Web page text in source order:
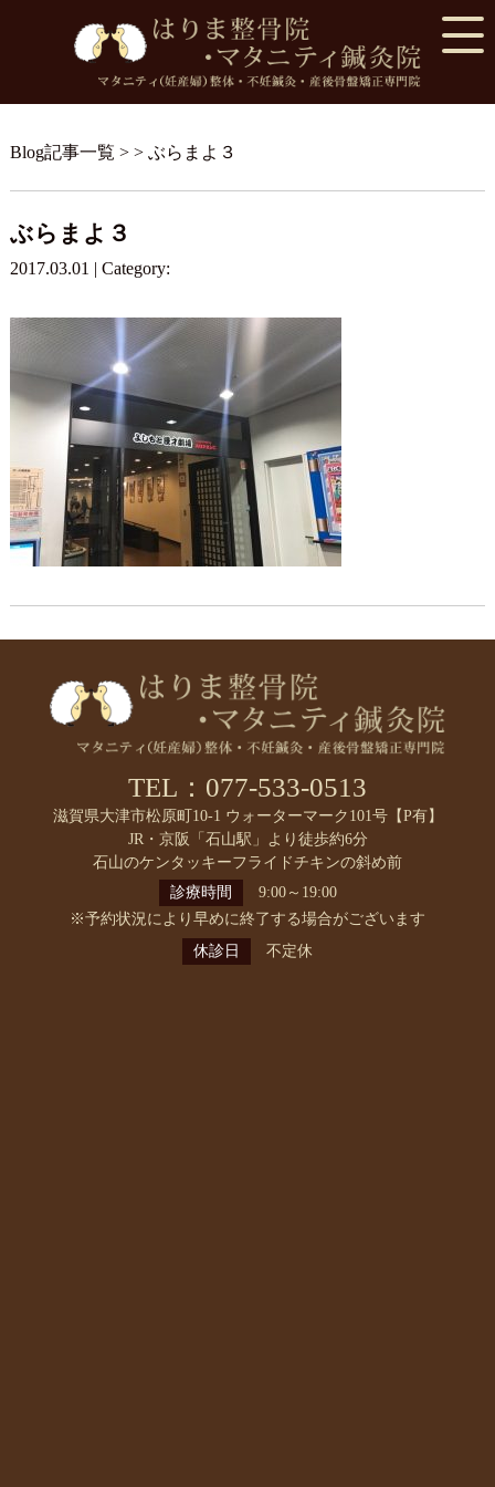
Blog記事一覧 > > ぶらまよ３
ぶらまよ３
2017.03.01 | Category:
TEL：077-533-0513
滋賀県大津市松原町10-1 ウォーターマーク101号【P有】
JR・京阪「石山駅」より徒歩約6分
石山のケンタッキーフライドチキンの斜め前
診療時間
9:00～19:00
※予約状況により早めに終了する場合がございます
休診日
不定休